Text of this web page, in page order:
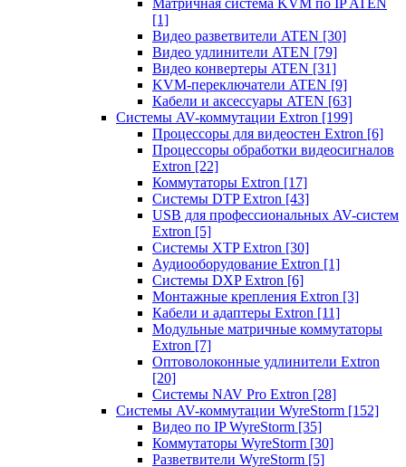
Матричная система KVM по IP ATEN
[1]
Видео разветвители ATEN [30]
Видео удлинители ATEN [79]
Видео конвертеры ATEN [31]
KVM-переключатели ATEN [9]
Кабели и аксессуары ATEN [63]
Системы AV-коммутации Extron [199]
Процессоры для видеостен Extron [6]
Процессоры обработки видеосигналов
Extron [22]
Коммутаторы Extron [17]
Системы DTP Extron [43]
USB для профессиональных AV-систем
Extron [5]
Системы XTP Extron [30]
Аудиооборудование Extron [1]
Системы DXP Extron [6]
Монтажные крепления Extron [3]
Кабели и адаптеры Extron [11]
Модульные матричные коммутаторы
Extron [7]
Оптоволоконные удлинители Extron
[20]
Системы NAV Pro Extron [28]
Системы AV-коммутации WyreStorm [152]
Видео по IP WyreStorm [35]
Коммутаторы WyreStorm [30]
Разветвители WyreStorm [5]